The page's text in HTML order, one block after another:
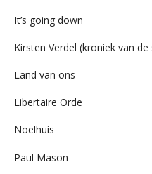
It’s going down
Kirsten Verdel (kroniek van
Land van ons
Libertaire Orde
Noelhuis
Paul Mason